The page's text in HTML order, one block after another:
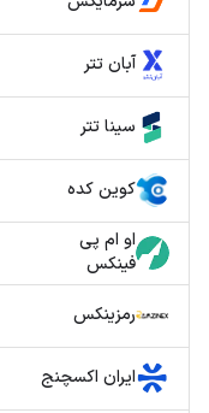
آبان تتر
سینا تتر
کوین کده
او ام پی
فینکس
رمزینکس
ایران اکسچنج